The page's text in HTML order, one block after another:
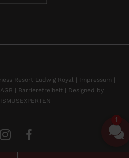
Resort Ludwig Royal | Impressum
AGB | Barrierefreiheit | Designed by
1